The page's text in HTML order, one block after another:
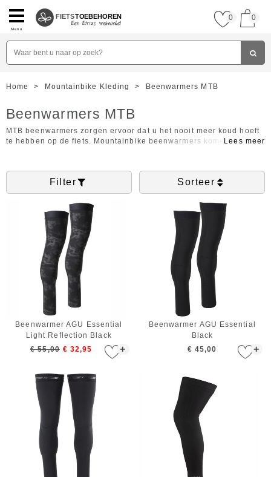
Menu
FIETSTOEBEHOREN 0 0
Home > Mountainbike Kleding > Beenwarmers MTB
Beenwarmers MTB
MTB beenwarmers zorgen ervoor dat u het nooit meer koud hoeft
te hebben op de fiets. Mountainbike beenwarmers komen met
Beenwarmers zorgen er ook voor dat de knie-gewrichten minder
worden belast. MTB beenwarmers zijn daarom het ideale
alternatief voor lange fietsbroeken. Bekijk hieronder de collectie
mountainbike beenwarmers voor dames en heren.
Filter Sorteer
+
Beenwarmer AGU Essential
Light Reflection Black
€ 55,00 € 32,95 +
Beenwarmer AGU Essential
Black
€ 45,00